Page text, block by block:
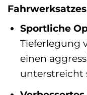
Sportliche
Tieferlegung
einen
unterstreicht